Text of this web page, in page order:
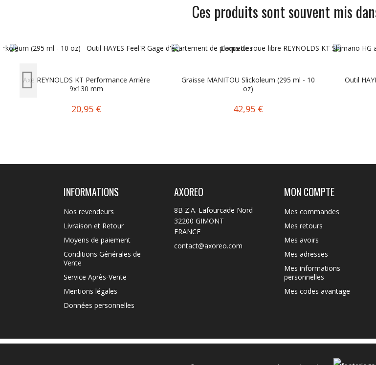
Ces produits sont souvent mis
Axe REYNOLDS KT Performance Arrière
9x130 mm
20,95 €
Graisse MANITOU Slickoleum (295 ml - 10
oz)
42,95 €
Outil
INFORMATIONS
Nos revendeurs
Livraison et Retour
Moyens de paiement
Conditions Générales de
Vente
Service Après-Vente
Mentions légales
Données personnelles
AXOREO
8B Z.A. Lafourcade Nord
32200 GIMONT
FRANCE
contact@axoreo.com
MON COMPTE
Mes commandes
Mes retours
Mes avoirs
Mes adresses
Mes informations
personnelles
Mes codes avantage